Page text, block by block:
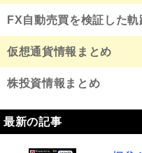
FX自動売買を検証した軌
仮想通貨情報まとめ
株投資情報まとめ
最新の記事